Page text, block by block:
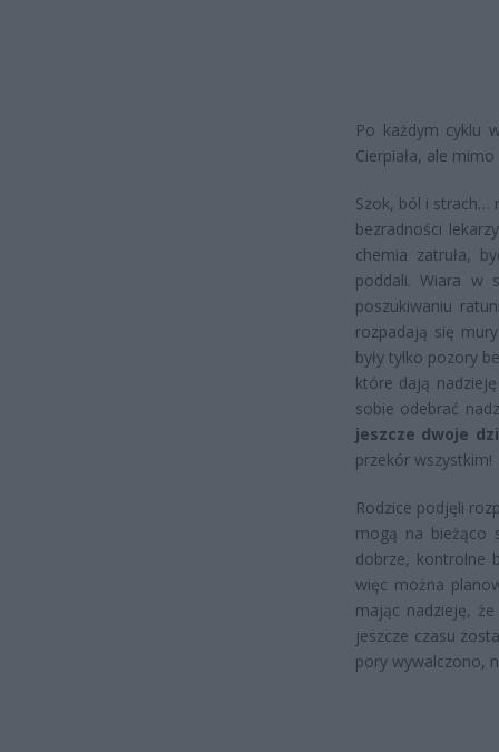
Po każdym cyklu
Cierpiała, ale
Szok, ból i strach…
bezradności
chemia zatruła,
poddali. Wiara w
poszukiwaniu
rozpadają się
były tylko pozory
które dają
sobie odebrać
jeszcze dwoje
przekór wszystkim!
Rodzice podjęli
mogą na bieżąco
dobrze, kontrolne
więc można
mając nadzieję,
jeszcze czasu
pory wywalczono,